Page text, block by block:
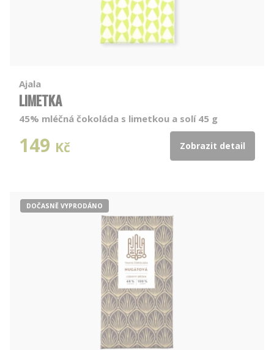
Ajala
LIMETKA
45% mléčná čokoláda s limetkou a solí 45 g
149 Kč Zobrazit detail
DOČASNĚ VYPRODÁNO